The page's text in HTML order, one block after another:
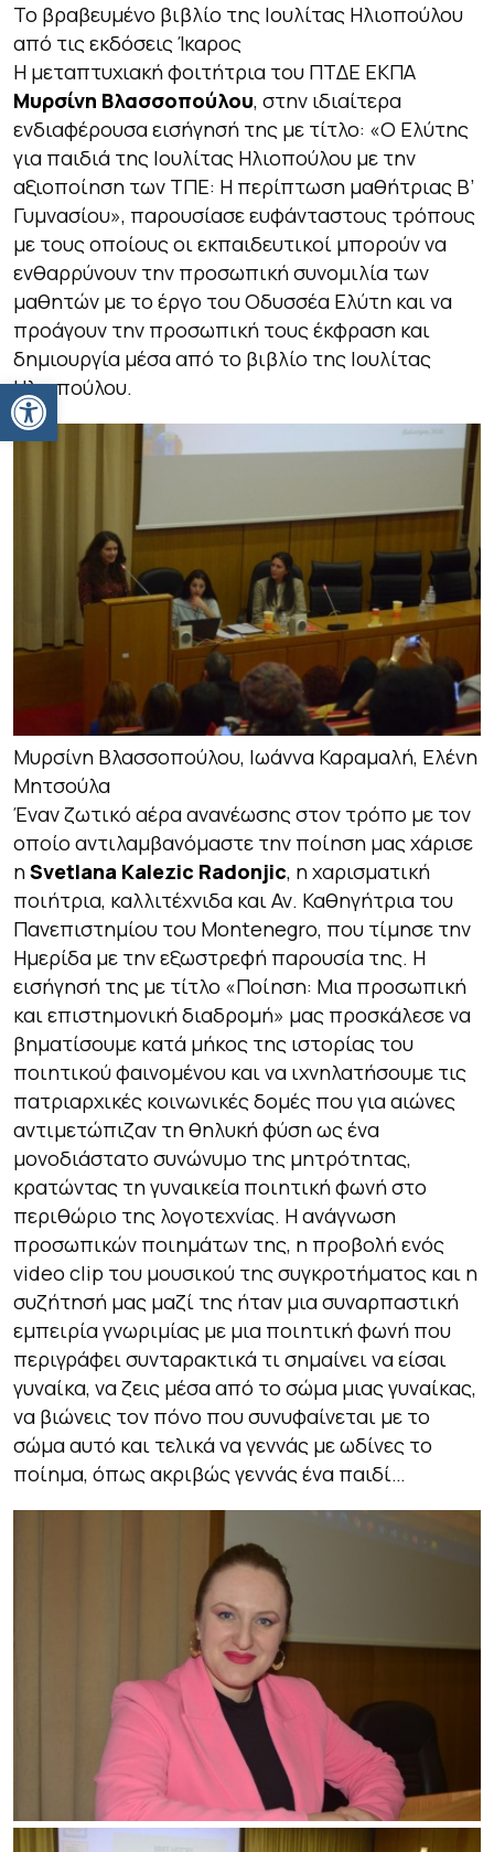
Ανοίξτε τη γραμμή εργαλείων
Το βραβευμένο βιβλίο της Ιουλίτας Ηλιοπούλου
από τις εκδόσεις Ίκαρος
Η μεταπτυχιακή φοιτήτρια του ΠΤΔΕ ΕΚΠΑ
Μυρσίνη Βλασσοπούλου, στην ιδιαίτερα
ενδιαφέρουσα εισήγησή της με τίτλο: «Ο Ελύτης
για παιδιά της Ιουλίτας Ηλιοπούλου με την
αξιοποίηση των ΤΠΕ: Η περίπτωση μαθήτριας Β’
Γυμνασίου», παρουσίασε ευφάνταστους τρόπους
με τους οποίους οι εκπαιδευτικοί μπορούν να
ενθαρρύνουν την προσωπική συνομιλία των
μαθητών με το έργο του Οδυσσέα Ελύτη και να
προάγουν την προσωπική τους έκφραση και
δημιουργία μέσα από το βιβλίο της Ιουλίτας
Ηλιοπούλου.
Μυρσίνη Βλασσοπούλου, Ιωάννα Καραμαλή, Ελένη
Μητσούλα
Έναν ζωτικό αέρα ανανέωσης στον τρόπο με τον
οποίο αντιλαμβανόμαστε την ποίηση μας χάρισε
ηSvetlana Kalezic Radonjic, η χαρισματική
ποιήτρια, καλλιτέχνιδα και Αν. Καθηγήτρια του
Πανεπιστημίου του Montenegro, που τίμησε την
Ημερίδα με την εξωστρεφή παρουσία της. Η
εισήγησή της με τίτλο «Ποίηση: Μια προσωπική
και επιστημονική διαδρομή» μας προσκάλεσε να
βηματίσουμε κατά μήκος της ιστορίας του
ποιητικού φαινομένου και να ιχνηλατήσουμε τις
πατριαρχικές κοινωνικές δομές που για αιώνες
αντιμετώπιζαν τη θηλυκή φύση ως ένα
μονοδιάστατο συνώνυμο της μητρότητας,
κρατώντας τη γυναικεία ποιητική φωνή στο
περιθώριο της λογοτεχνίας. Η ανάγνωση
προσωπικών ποιημάτων της, η προβολή ενός
video clip του μουσικού της συγκροτήματος και η
συζήτησή μας μαζί της ήταν μια συναρπαστική
εμπειρία γνωριμίας με μια ποιητική φωνή που
περιγράφει συνταρακτικά τι σημαίνει να είσαι
γυναίκα, να ζεις μέσα από το σώμα μιας γυναίκας,
να βιώνεις τον πόνο που συνυφαίνεται με το
σώμα αυτό και τελικά να γεννάς με ωδίνες το
ποίημα, όπως ακριβώς γεννάς ένα παιδί…